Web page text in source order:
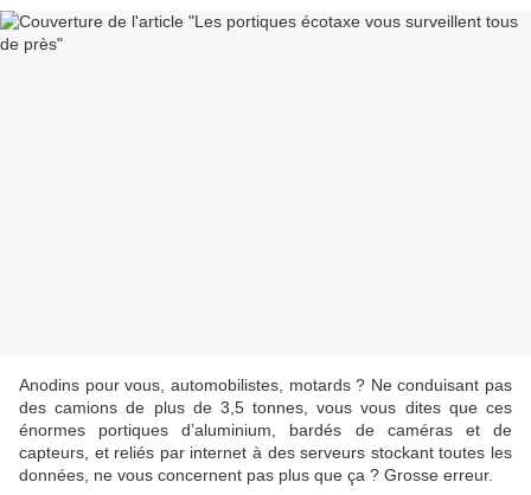
Anodins pour vous, automobilistes, motards ? Ne conduisant pas
des camions de plus de 3,5 tonnes, vous vous dites que ces
énormes portiques d’aluminium, bardés de caméras et de
capteurs, et reliés par internet à des serveurs stockant toutes les
données, ne vous concernent pas plus que ça ? Grosse erreur.